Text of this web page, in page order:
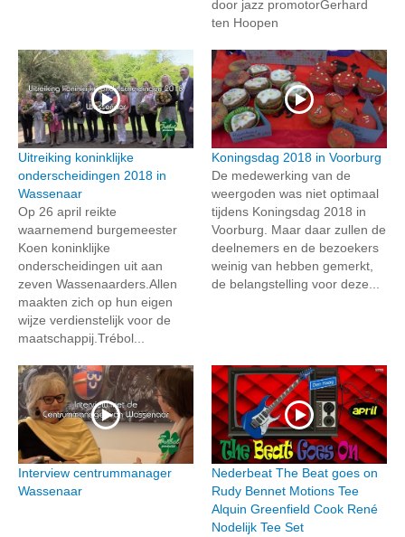
door jazz promotorGerhard
ten Hoopen
Uitreiking koninklijke
onderscheidingen 2018 in
Wassenaar
Op 26 april reikte
waarnemend burgemeester
Koen koninklijke
onderscheidingen uit aan
zeven Wassenaarders.Allen
maakten zich op hun eigen
wijze verdienstelijk voor de
maatschappij.Trébol...
Koningsdag 2018 in Voorburg
De medewerking van de
weergoden was niet optimaal
tijdens Koningsdag 2018 in
Voorburg. Maar daar zullen de
deelnemers en de bezoekers
weinig van hebben gemerkt,
de belangstelling voor deze...
Interview centrummanager
Wassenaar
Nederbeat The Beat goes on
Rudy Bennet Motions Tee
Alquin Greenfield Cook René
Nodelijk Tee Set